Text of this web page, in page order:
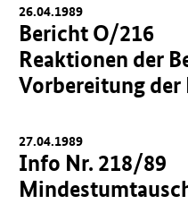
26.04.1989
Bericht O/216
Reaktionen der
Vorbereitung
27.04.1989
Info Nr. 218/89